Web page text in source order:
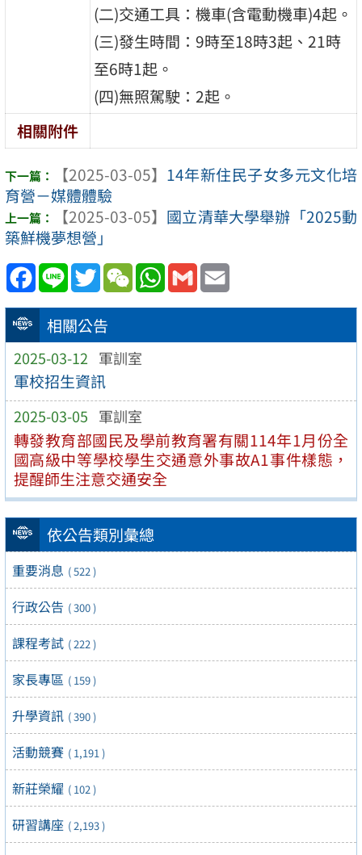
相關公告
2025-03-12 軍訓室
軍校招生資訊
2025-03-05 軍訓室
轉發教育部國民及學前教育署有關114年1月份全
國高級中等學校學生交通意外事故A1事件樣態，
提醒師生注意交通安全
依公告類別彙總
重要消息 ( 522 )
行政公告 ( 300 )
課程考試 ( 222 )
家長專區 ( 159 )
升學資訊 ( 390 )
活動競賽 ( 1,191 )
新莊榮耀 ( 102 )
研習講座 ( 2,193 )
(二)交通工具：機車(含電動機車)4起。
(三)發生時間：9時至18時3起、21時
至6時1起。
(四)無照駕駛：2起。
相關附件
【2025-03-05】 14年新住民子女多元文化培
育營－媒體體驗
【2025-03-05】 國立清華大學舉辦「2025動
築鮮機夢想營」
Facebook
Line TwitterWeChatWhatsApp
Gmail